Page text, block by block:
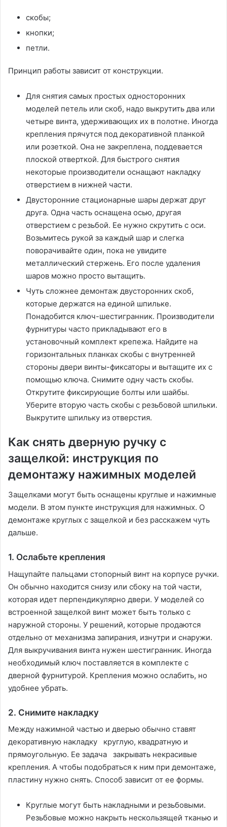
скобы;
кнопки;
петли.
Принцип работы зависит от конструкции.
Для снятия самых простых односторонних
моделей петель или скоб, надо выкрутить два или
четыре винта, удерживающих их в полотне. Иногда
крепления прячутся под декоративной планкой
или розеткой. Она не закреплена, поддевается
плоской отверткой. Для быстрого снятия
некоторые производители оснащают накладку
отверстием в нижней части.
Двусторонние стационарные шары держат друг
друга. Одна часть оснащена осью, другая
отверстием с резьбой. Ее нужно скрутить с оси.
Возьмитесь рукой за каждый шар и слегка
поворачивайте один, пока не увидите
металлический стержень. Его после удаления
шаров можно просто вытащить.
Чуть сложнее демонтаж двусторонних скоб,
которые держатся на единой шпильке.
Понадобится ключ-шестигранник. Производители
фурнитуры часто прикладывают его в
установочный комплект крепежа. Найдите на
горизонтальных планках скобы с внутренней
стороны двери винты-фиксаторы и вытащите их с
помощью ключа. Снимите одну часть скобы.
Открутите фиксирующие болты или шайбы.
Уберите вторую часть скобы с резьбовой шпильки.
Выкрутите шпильку из отверстия.
Как снять дверную ручку с
защелкой: инструкция по
демонтажу нажимных моделей
Защелками могут быть оснащены круглые и нажимные
модели. В этом пункте инструкция для нажимных. О
демонтаже круглых с защелкой и без расскажем чуть
дальше.
1. Ослабьте крепления
Нащупайте пальцами стопорный винт на корпусе ручки.
Он обычно находится снизу или сбоку на той части,
которая идет перпендикулярно двери. У моделей со
встроенной защелкой винт может быть только с
наружной стороны. У решений, которые продаются
отдельно от механизма запирания, изнутри и снаружи.
Для выкручивания винта нужен шестигранник. Иногда
необходимый ключ поставляется в комплекте с
дверной фурнитурой. Крепления можно ослабить, но
удобнее убрать.
2. Снимите накладку
Между нажимной частью и дверью обычно ставят
декоративную накладку круглую, квадратную и
прямоугольную. Ее задача закрывать некрасивые
крепления. А чтобы подобраться к ним при демонтаже,
пластину нужно снять. Способ зависит от ее формы.
Круглые могут быть накладными и резьбовыми.
Резьбовые можно накрыть нескользящей тканью и